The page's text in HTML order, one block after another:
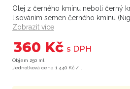
Olej z černého kmínu neboli černý
lisováním semen černého kmínu
Zobrazit více
360 Kč s DPH
Objem 250 ml
Jednotková cena 1 440 Kč / l